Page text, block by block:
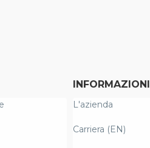
INFORMAZIONI
L'azienda
Carriera (EN)